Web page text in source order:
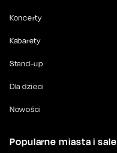
Koncerty
Kabarety
Stand-up
Dla dzieci
Nowości
Popularne miasta i sale